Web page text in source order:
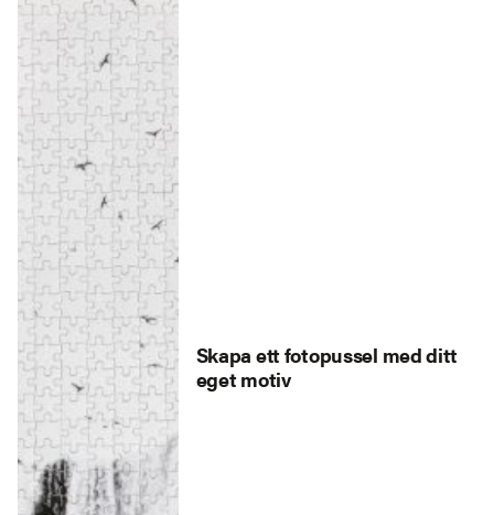
Skapa ett fotopussel med ditt
eget motiv